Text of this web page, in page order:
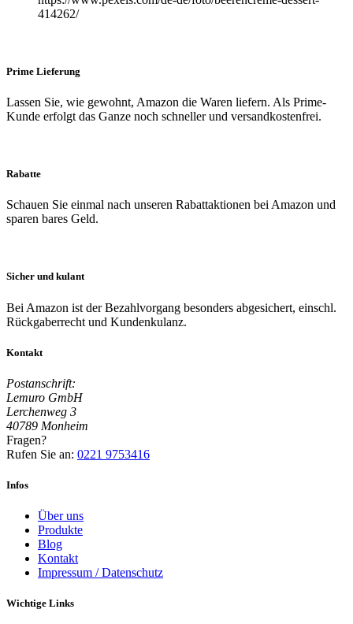
414262/
Prime Lieferung
Lassen Sie, wie gewohnt, Amazon die Waren liefern. Als Prime-
Kunde erfolgt das Ganze noch schneller und versandkostenfrei.
Rabatte
Schauen Sie einmal nach unseren Rabattaktionen bei Amazon und
sparen bares Geld.
Sicher und kulant
Bei Amazon ist der Bezahlvorgang besonders abgesichert, einschl.
Rückgaberrecht und Kundenkulanz.
Kontakt
Postanschrift:
Lemuro GmbH
Lerchenweg 3
40789 Monheim
Fragen?
Rufen Sie an: 0221 9753416
Infos
Über uns
Produkte
Blog
Kontakt
Impressum / Datenschutz
Wichtige Links